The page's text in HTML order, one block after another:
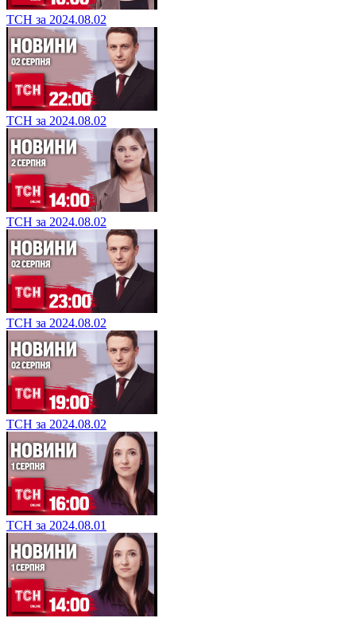
ТСН за 2024.08.02
ТСН за 2024.08.02
ТСН за 2024.08.02
ТСН за 2024.08.02
ТСН за 2024.08.02
ТСН за 2024.08.01